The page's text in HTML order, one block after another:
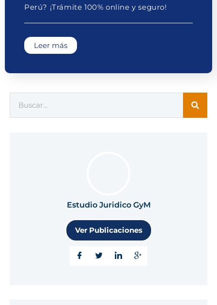
Perú? ¡Trámite 100% online y seguro!
Leer más
Estudio Juridico GyM
Ver Publicaciones